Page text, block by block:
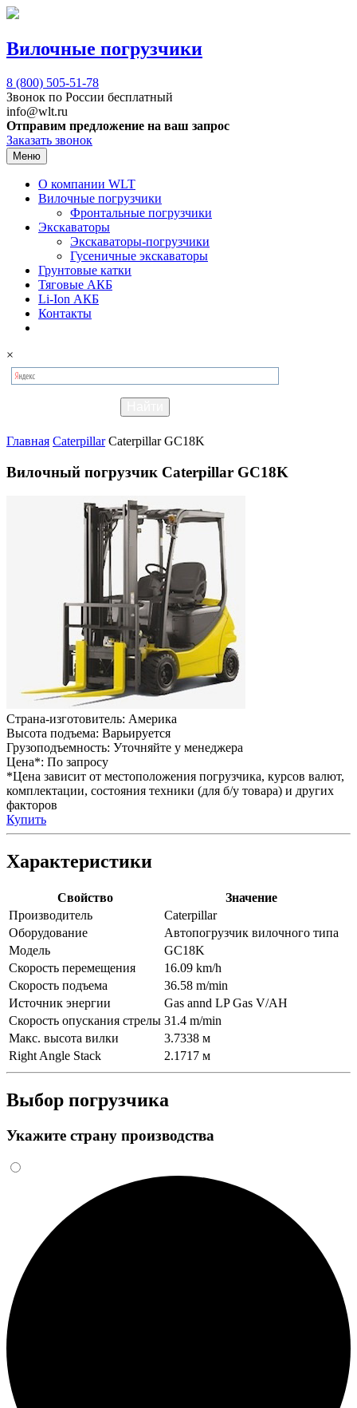
Вилочные погрузчики
8 (800) 505-51-78
Звонок по России бесплатный
info@wlt.ru
Отправим предложение на ваш запрос
Заказать звонок
Меню
О компании WLT
Вилочные погрузчики
Фронтальные погрузчики
Экскаваторы
Экскаваторы-погрузчики
Гусеничные экскаваторы
Грунтовые катки
Тяговые АКБ
Li-Ion АКБ
Контакты
×
Главная Caterpillar Caterpillar GC18K
Вилочный погрузчик Caterpillar GC18K
Страна-изготовитель: Америка
Высота подъема: Варьируется
Грузоподъемность: Уточняйте у менеджера
Цена*: По запросу
*Цена зависит от местоположения погрузчика, курсов валют,
комплектации, состояния техники (для б/у товара) и других
факторов
Купить
Характеристики
Свойство
Значение
Производитель
Caterpillar
Оборудование
Автопогрузчик вилочного типа
Модель
GC18K
Скорость перемещения
16.09 km/h
Скорость подъема
36.58 m/min
Источник энергии
Gas annd LP Gas V/AH
Скорость опускания стрелы 31.4 m/min
Макс. высота вилки
3.7338 м
Right Angle Stack
2.1717 м
Выбор погрузчика
Укажите страну производства